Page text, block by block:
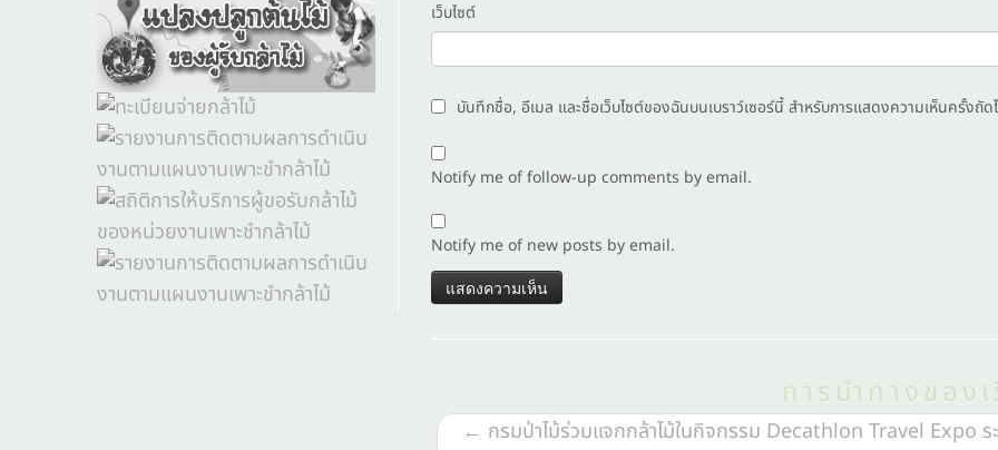
เว็บไซต์
บันทึกชื่อ, อีเมล และชื่อเว็บไซต์ของฉันบนเบราว์เซอร์นี้ สำหรับการแสดงความเห็นครั้งถัด
Notify me of follow-up comments by email.
Notify me of new posts by email.
การนำทางของ
← กรมป่าไม้ร่วมแจกกล้าไม้ในกิจกรรม Decathlon Travel Expo